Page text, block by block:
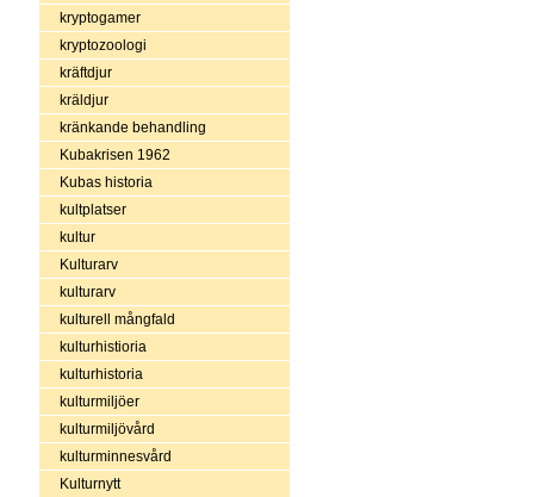
kryptogamer
kryptozoologi
kräftdjur
kräldjur
kränkande behandling
Kubakrisen 1962
Kubas historia
kultplatser
kultur
Kulturarv
kulturarv
kulturell mångfald
kulturhistioria
kulturhistoria
kulturmiljöer
kulturmiljövård
kulturminnesvård
Kulturnytt